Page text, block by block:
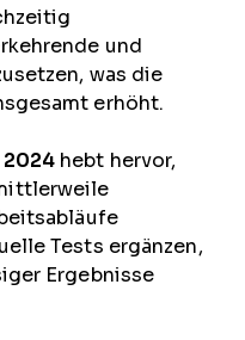
und
was die
erhöht.
hebt hervor,
Tests ergänzen,
Ergebnisse